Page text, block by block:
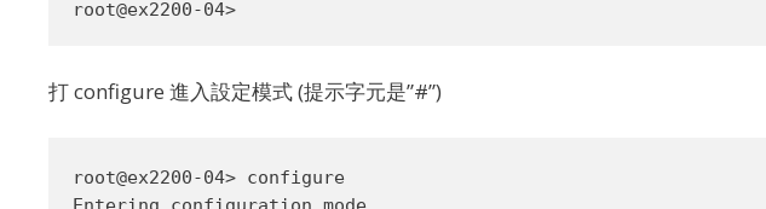
打 configure 進入設定模式 (提示字元是”#”)
root@ex2200-04> configure